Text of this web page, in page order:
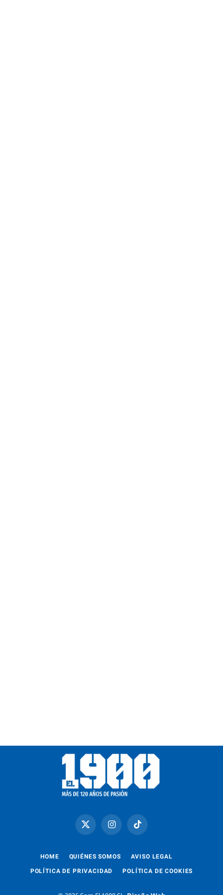
X
(Twitter)
InstagramTikTok
HOME QUIÉNES SOMOS AVISO LEGAL
POLÍTICA DE PRIVACIDAD POLÍTICA DE COOKIES